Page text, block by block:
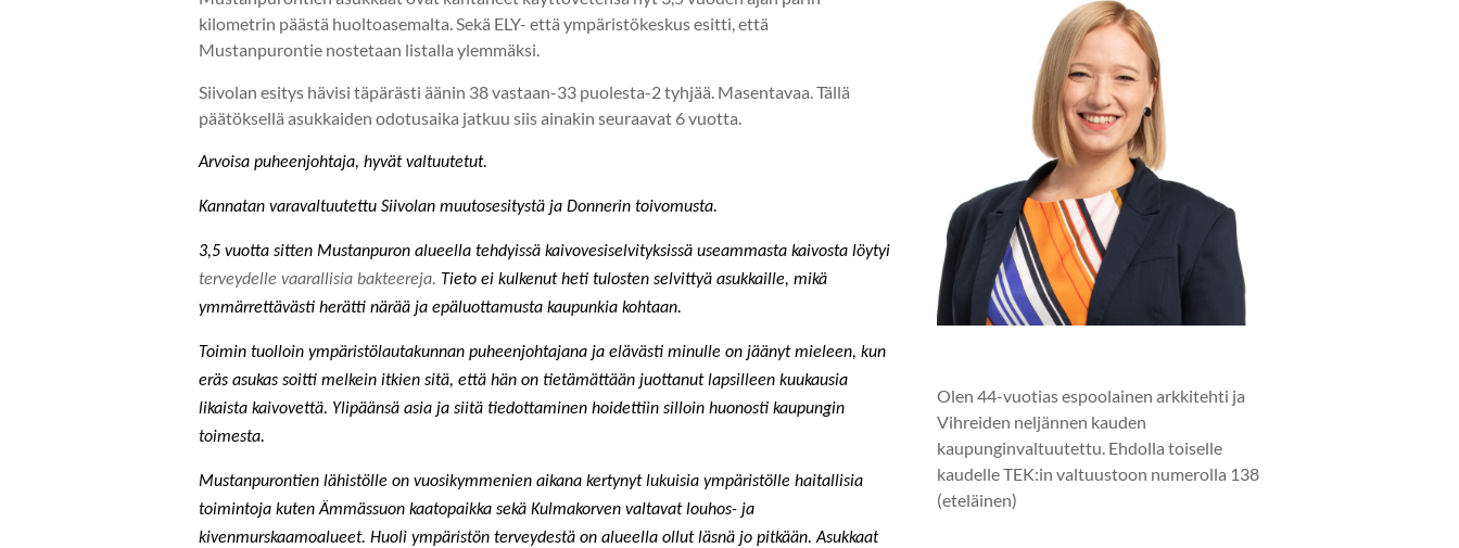
kilometrin päästä huoltoasemalta. Sekä ELY- että ympäristökeskus esitti, että
Mustanpurontie nostetaan listalla ylemmäksi.
Siivolan esitys hävisi täpärästi äänin 38 vastaan-33 puolesta-2 tyhjää. Masentavaa. Tällä
päätöksellä asukkaiden odotusaika jatkuu siis ainakin seuraavat 6 vuotta.
Arvoisa puheenjohtaja, hyvät valtuutetut.
Kannatan varavaltuutettu Siivolan muutosesitystä ja Donnerin toivomusta.
3,5 vuotta sitten Mustanpuron alueella tehdyissä kaivovesiselvityksissä useammasta kaivosta löytyi
terveydelle vaarallisia bakteereja. Tieto ei kulkenut heti tulosten selvittyä asukkaille, mikä
ymmärrettävästi herätti närää ja epäluottamusta kaupunkia kohtaan.
Toimin tuolloin ympäristölautakunnan puheenjohtajana ja elävästi minulle on jäänyt mieleen, kun
eräs asukas soitti melkein itkien sitä, että hän on tietämättään juottanut lapsilleen kuukausia
likaista kaivovettä. Ylipäänsä asia ja siitä tiedottaminen hoidettiin silloin huonosti kaupungin
toimesta.
Mustanpurontien lähistölle on vuosikymmenien aikana kertynyt lukuisia ympäristölle haitallisia
toimintoja kuten Ämmässuon kaatopaikka sekä Kulmakorven valtavat louhos- ja
kivenmurskaamoalueet. Huoli ympäristön terveydestä on alueella ollut läsnä jo pitkään. Asukkaat
Olen 44-vuotias espoolainen arkkitehti ja
Vihreiden neljännen kauden
kaupunginvaltuutettu. Ehdolla toiselle
kaudelle TEK:in valtuustoon numerolla 138
(eteläinen)